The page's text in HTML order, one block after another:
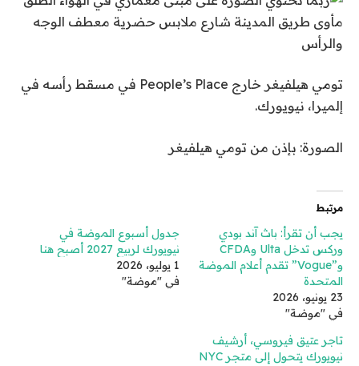
تومي هيلفيغر خارج People’s Place في مسقط رأسه في
إلميرا، نيويورك.
الصورة: بإذن من تومي هيلفيغر
مرتبط
يجب أن تقرأ: باث آند بودي
وركس تدخل Ulta وCFDA
و”Vogue” تقدم أعلام الموضة
المتحدة
23 يونيو، 2026
في "موضة"
جدول أسبوع الموضة في
نيويورك لربيع 2027 أصبح هنا
1 يوليو، 2026
في "موضة"
تاجر عتيق فيروسي، أرشيف
نيويورك يتحول إلى متجر NYC